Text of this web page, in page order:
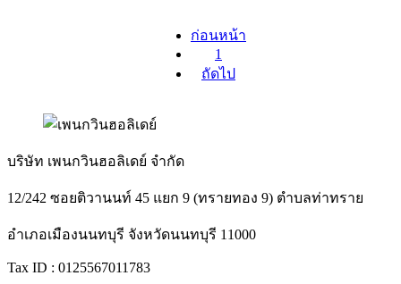
ก่อนหน้า
1
ถัดไป
บริษัท เพนกวินฮอลิเดย์ จำกัด
12/242 ซอยติวานนท์ 45 แยก 9 (ทรายทอง 9) ตำบลท่าทราย
อำเภอเมืองนนทบุรี จังหวัดนนทบุรี 11000
Tax ID : 0125567011783